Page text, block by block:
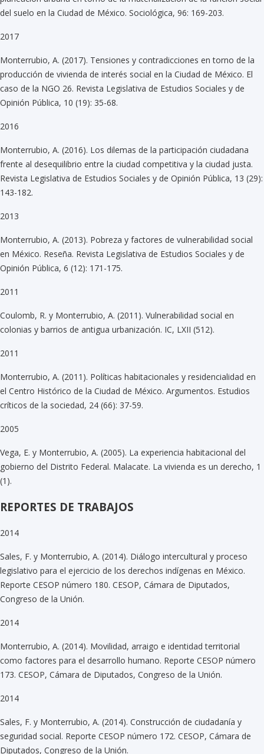
del suelo en la Ciudad de México. Sociológica, 96: 169-203.
2017
Monterrubio, A. (2017). Tensiones y contradicciones en torno de la
producción de vivienda de interés social en la Ciudad de México. El
caso de la NGO 26. Revista Legislativa de Estudios Sociales y de
Opinión Pública, 10 (19): 35-68.
2016
Monterrubio, A. (2016). Los dilemas de la participación ciudadana
frente al desequilibrio entre la ciudad competitiva y la ciudad justa.
Revista Legislativa de Estudios Sociales y de Opinión Pública, 13 (29):
143-182.
2013
Monterrubio, A. (2013). Pobreza y factores de vulnerabilidad social
en México. Reseña. Revista Legislativa de Estudios Sociales y de
Opinión Pública, 6 (12): 171-175.
2011
Coulomb, R. y Monterrubio, A. (2011). Vulnerabilidad social en
colonias y barrios de antigua urbanización. IC, LXII (512).
2011
Monterrubio, A. (2011). Políticas habitacionales y residencialidad en
el Centro Histórico de la Ciudad de México. Argumentos. Estudios
críticos de la sociedad, 24 (66): 37-59.
2005
Vega, E. y Monterrubio, A. (2005). La experiencia habitacional del
gobierno del Distrito Federal. Malacate. La vivienda es un derecho, 1
(1).
REPORTES DE TRABAJOS
2014
Sales, F. y Monterrubio, A. (2014). Diálogo intercultural y proceso
legislativo para el ejercicio de los derechos indígenas en México.
Reporte CESOP número 180. CESOP, Cámara de Diputados,
Congreso de la Unión.
2014
Monterrubio, A. (2014). Movilidad, arraigo e identidad territorial
como factores para el desarrollo humano. Reporte CESOP número
173. CESOP, Cámara de Diputados, Congreso de la Unión.
2014
Sales, F. y Monterrubio, A. (2014). Construcción de ciudadanía y
seguridad social. Reporte CESOP número 172. CESOP, Cámara de
Diputados, Congreso de la Unión.